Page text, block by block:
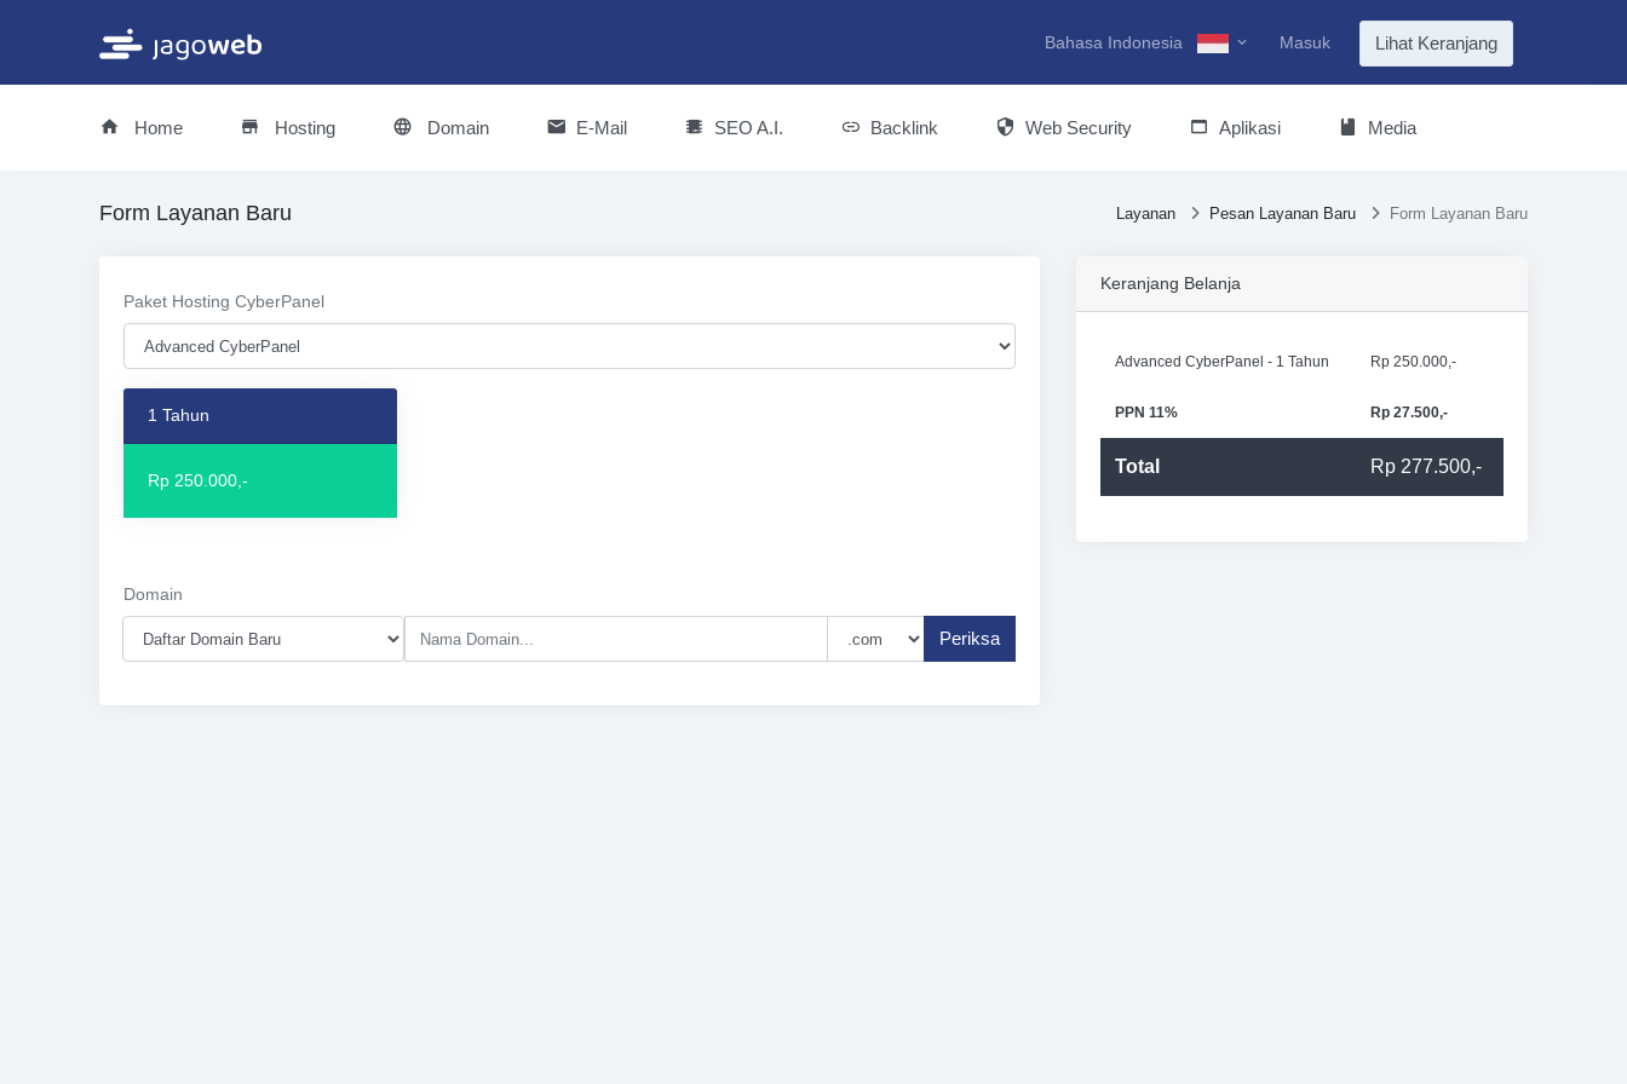
Bahasa Indonesia Masuk Lihat Keranjang
Home Hosting Domain E-Mail SEO A.I. Backlink Web Security Aplikasi Media
Layanan Pesan Layanan Baru Form Layanan Baru
Form Layanan Baru
Paket Hosting CyberPanel
1 Tahun
Rp 250.000,-
Domain
Periksa
Keranjang Belanja
Advanced CyberPanel - 1 Tahun Rp 250.000,-
PPN 11% Rp 27.500,-
Total Rp 277.500,-